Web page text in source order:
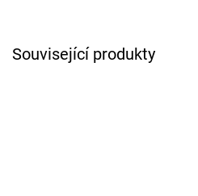
Související produkty